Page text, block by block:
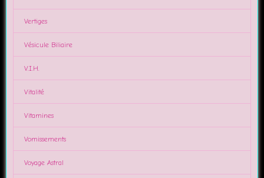
Vertiges
Vésicule Biliaire
V.I.H.
Vitalité
Vitamines
Vomissements
Voyage Astral